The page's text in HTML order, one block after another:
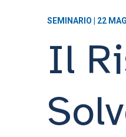
SEMINARIO | 22
Il